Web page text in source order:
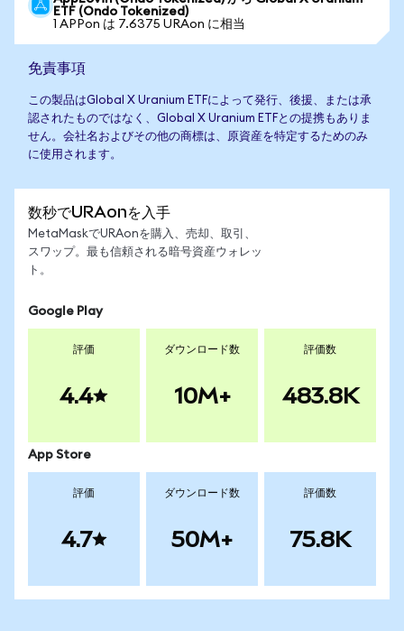
ETF (Ondo Tokenized)
1 APPon は 7.6375 URAon に相当
免責事項
この製品はGlobal X Uranium ETFによって発行、後援、または承
認されたものではなく、Global X Uranium ETFとの提携もありま
せん。会社名およびその他の商標は、原資産を特定するためのみ
に使用されます。
数秒でURAonを入手
MetaMaskでURAonを購入、売却、取引、
スワップ。最も信頼される暗号資産ウォレッ
ト。
Google Play
評価
4.4
ダウンロード数
10M+
評価数
483.8K
App Store
評価
4.7
ダウンロード数
50M+
評価数
75.8K